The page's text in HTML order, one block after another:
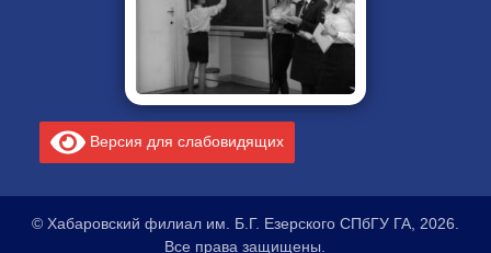
Версия для слабовидящих
© Хабаровский филиал им. Б.Г. Езерского СПбГУ ГА, 2026.
Все права защищены.